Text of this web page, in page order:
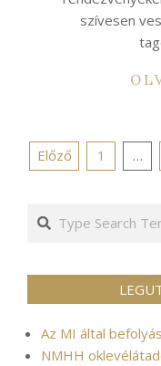
szívesen
Bejegyzések
Előző 1 …
Search
Az MI által
NMHH